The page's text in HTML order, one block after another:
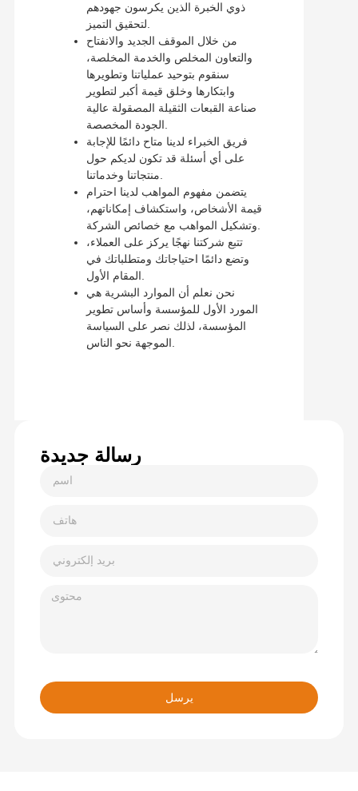
ذوي الخبرة الذين يكرسون جهودهم
لتحقيق التميز.
من خلال الموقف الجديد والانفتاح
والتعاون المخلص والخدمة المخلصة،
سنقوم بتوحيد عملياتنا وتطويرها
وابتكارها وخلق قيمة أكبر لتطوير
صناعة القبعات الثقيلة المصقولة عالية
الجودة المخصصة.
فريق الخبراء لدينا متاح دائمًا للإجابة
على أي أسئلة قد تكون لديكم حول
منتجاتنا وخدماتنا.
يتضمن مفهوم المواهب لدينا احترام
قيمة الأشخاص، واستكشاف إمكاناتهم،
وتشكيل المواهب مع خصائص الشركة.
تتبع شركتنا نهجًا يركز على العملاء،
وتضع دائمًا احتياجاتك ومتطلباتك في
المقام الأول.
نحن نعلم أن الموارد البشرية هي
المورد الأول للمؤسسة وأساس تطوير
المؤسسة، لذلك نصر على السياسة
الموجهة نحو الناس.
رسالة جديدة
يرسل